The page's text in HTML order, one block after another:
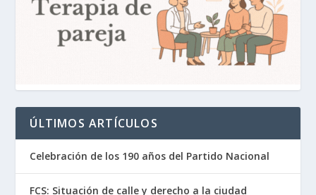
ÚLTIMOS ARTÍCULOS
Celebración de los 190 años del Partido Nacional
FCS: Situación de calle y derecho a la ciudad